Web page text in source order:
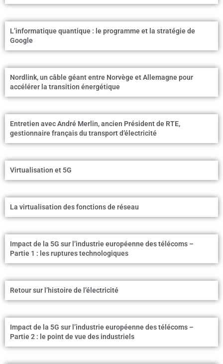
L’informatique quantique : le programme et la stratégie de
Google
Nordlink, un câble géant entre Norvège et Allemagne pour
accélérer la transition énergétique
Entretien avec André Merlin, ancien Président de RTE,
gestionnaire français du transport d’électricité
Virtualisation et 5G
La virtualisation des fonctions de réseau
Impact de la 5G sur l’industrie européenne des télécoms –
Partie 1 : les ruptures technologiques
Retour sur l’histoire de l’électricité
Impact de la 5G sur l’industrie européenne des télécoms –
Partie 2 : le point de vue des industriels